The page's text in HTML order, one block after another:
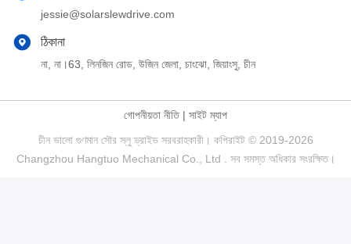
jessie@solarslewdrive.com
ঠিকানা
না, না।63, লিনজিন রোড, উজিন জেলা, চাংঝো, জিয়াংসু, চীন
গোপনীয়তা নীতি| সাইট ম্যাপ
চীন ভালো গুণমান সৌর স্লু ড্রাইভ সরবরাহকারী। কপিরাইট © 2019-2026
Changzhou Hangtuo Mechanical Co., Ltd . সব সমস্ত অধিকার সংরক্ষিত।